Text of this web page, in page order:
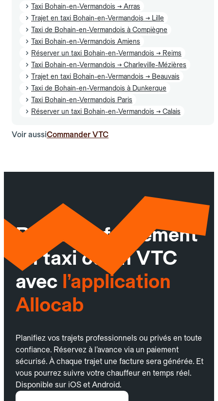
Taxi Bohain-en-Vermandois → Arras
Trajet en taxi Bohain-en-Vermandois → Lille
Taxi de Bohain-en-Vermandois à Compiègne
Taxi Bohain-en-Vermandois Amiens
Réserver un taxi Bohain-en-Vermandois → Reims
Taxi Bohain-en-Vermandois → Charleville-Mézières
Trajet en taxi Bohain-en-Vermandois → Beauvais
Taxi de Bohain-en-Vermandois à Dunkerque
Taxi Bohain-en-Vermandois Paris
Réserver un taxi Bohain-en-Vermandois → Calais
Voir aussiCommander VTC
Réservez facilement
un taxi ou un VTC
avec l’application
Allocab
Planifiez vos trajets professionnels ou privés en toute
confiance. Réservez à l’avance via un paiement
sécurisé. À chaque trajet une facture sera générée. Et
vous pourrez suivre votre chauffeur en temps réel.
Disponible sur iOS et Android.